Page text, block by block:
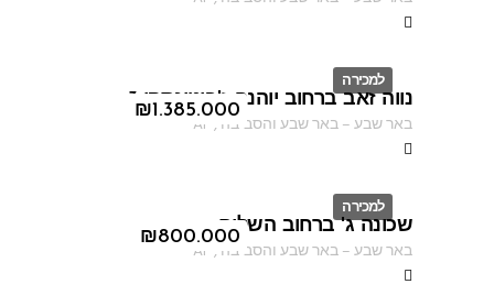
למכירה
ID
₪1.385.000
נווה זאב ברחוב יוהנה ז'בוטינסקי 3
באר שבע–באר שבע והסביבה ,
AF
למכירה
ID
₪800.000
שכונה ג' ברחוב השלום
באר שבע–באר שבע והסביבה ,
AF